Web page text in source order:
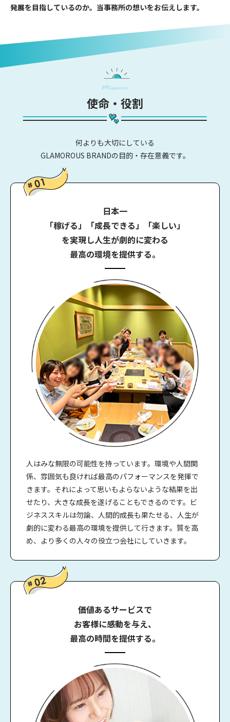
発展を目指しているのか。当事務所の想いをお伝えします。
使命・役割
何よりも大切にしている
GLAMOROUS BRANDの目的・存在意義です。
日本一
「稼げる」「成長できる」「楽しい」
を実現し人生が劇的に変わる
最高の環境を提供する。
人はみな無限の可能性を持っています。環境や人間関
係、雰囲気も良ければ最高のパフォーマンスを発揮で
きます。それによって思いもよらないような結果を出
せたり、大きな成長を遂げることもできるのです。ビ
ジネススキルは勿論、人間的成長も果たせる、人生が
劇的に変わる最高の環境を提供して行きます。質を高
め、より多くの人々の役立つ会社にしていきます。
価値あるサービスで
お客様に感動を与え、
最高の時間を提供する。